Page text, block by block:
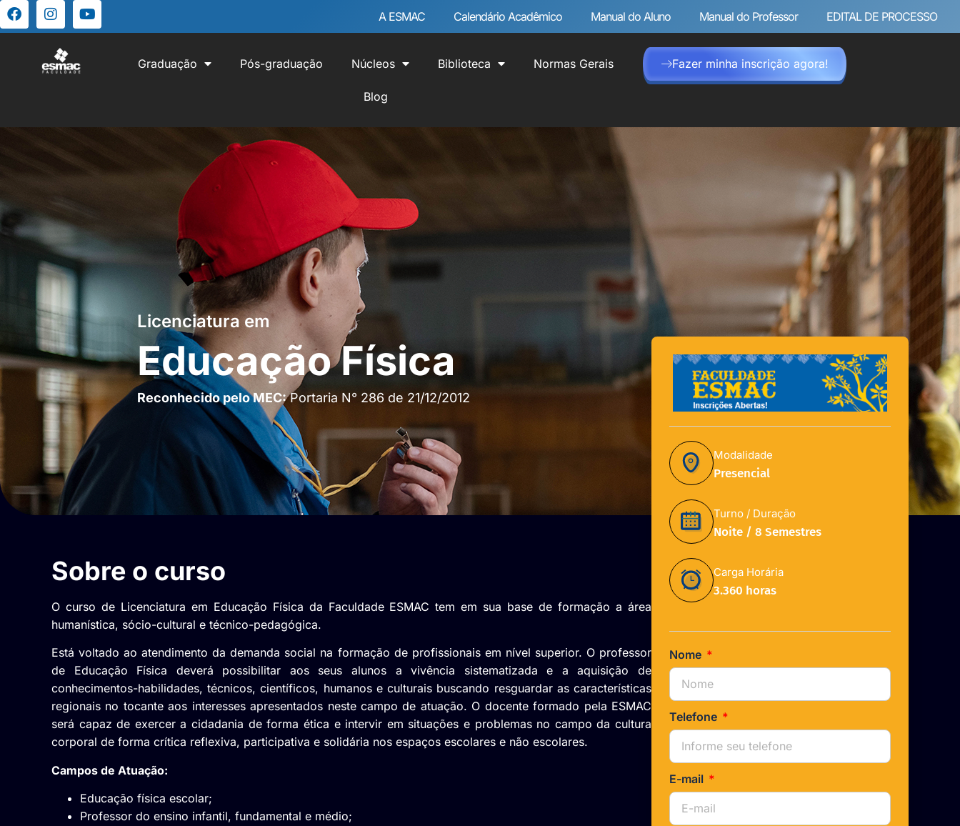
A ESMAC Calendário Acadêmico Manual do Aluno Manual do Professor EDITAL DE PROCESSO
Graduação Pós-graduação Núcleos Biblioteca Normas Gerais
Blog
Fazer minha inscrição agora!
Licenciatura em
Educação Física
Reconhecido pelo MEC:Portaria N° 286 de 21/12/2012
Sobre o curso
O curso de Licenciatura em Educação Física da Faculdade ESMAC tem em sua base de formação a área
humanística, sócio-cultural e técnico-pedagógica.
Está voltado ao atendimento da demanda social na formação de profissionais em nível superior. O professor
de Educação Física deverá possibilitar aos seus alunos a vivência sistematizada e a aquisição de
conhecimentos-habilidades, técnicos, científicos, humanos e culturais buscando resguardar as características
regionais no tocante aos interesses apresentados neste campo de atuação. O docente formado pela ESMAC
será capaz de exercer a cidadania de forma ética e intervir em situações e problemas no campo da cultura
corporal de forma crítica reflexiva, participativa e solidária nos espaços escolares e não escolares.
Campos de Atuação:
Educação física escolar;
Professor do ensino infantil, fundamental e médio;
Modalidade
Presencial
Turno / Duração
Noite / 8 Semestres
Carga Horária
3.360 horas
Nome
Telefone
E-mail